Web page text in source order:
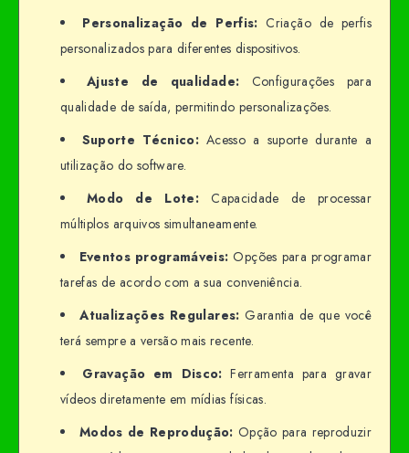
Personalização de Perfis: Criação de perfis
personalizados para diferentes dispositivos.
Ajuste de qualidade: Configurações para
qualidade de saída, permitindo personalizações.
Suporte Técnico: Acesso a suporte durante a
utilização do software.
Modo de Lote: Capacidade de processar
múltiplos arquivos simultaneamente.
Eventos programáveis: Opções para programar
tarefas de acordo com a sua conveniência.
Atualizações Regulares: Garantia de que você
terá sempre a versão mais recente.
Gravação em Disco: Ferramenta para gravar
vídeos diretamente em mídias físicas.
Modos de Reprodução: Opção para reproduzir